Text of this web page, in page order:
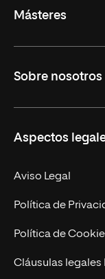
Másteres
Derecho
Empresa
MBA
Marketing y
Ingeniería
Diseño
Sobre nosotros
Nuestro Equipo
Contacto
Aspectos
Aviso Legal
Política de
Política de
Cláusulas legales